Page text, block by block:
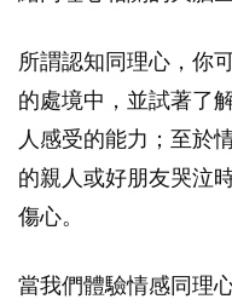
所謂認知同理心，你
的處境中，並試著了
人感受的能力；至於
的親人或好朋友哭泣
傷心。
當我們體驗情感同理